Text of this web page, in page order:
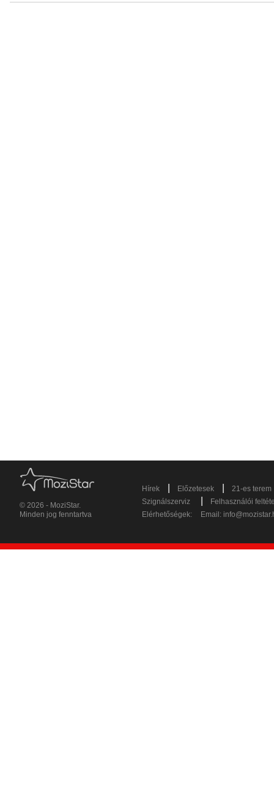
© 2026 - MoziStar.
Minden jog fenntartva
Hírek Előzetesek
21-es terem
Szignálszerviz
Felhasználói
Elérhetőségek:
Email: